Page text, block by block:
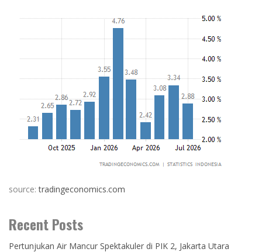
source:tradingeconomics.com
Recent Posts
Pertunjukan Air Mancur Spektakuler di PIK 2, Jakarta Utara